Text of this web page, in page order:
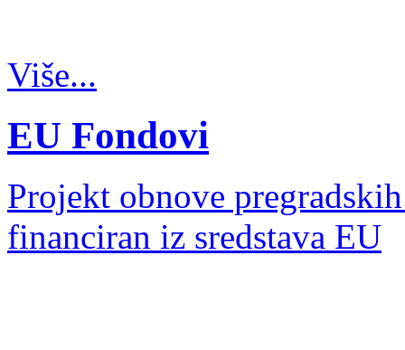
Više...
EU Fondovi
Projekt obnove
financiran iz sredstava EU